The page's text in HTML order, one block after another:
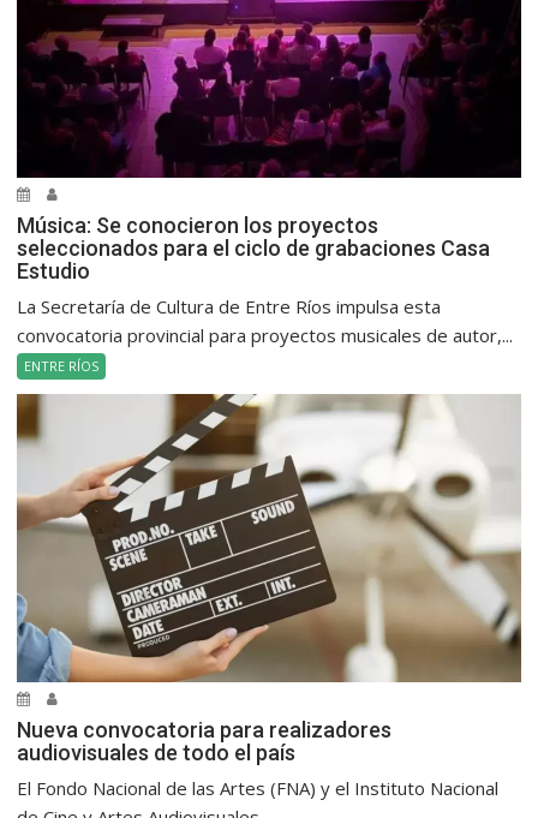
Música: Se conocieron los proyectos
seleccionados para el ciclo de grabaciones Casa
Estudio
La Secretaría de Cultura de Entre Ríos impulsa esta
convocatoria provincial para proyectos musicales de autor,...
ENTRE RÍOS
Nueva convocatoria para realizadores
audiovisuales de todo el país
El Fondo Nacional de las Artes (FNA) y el Instituto Nacional